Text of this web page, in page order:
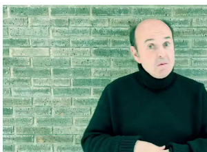
El Chiringuito
Madrid
Actualizado: 24 de febrero de